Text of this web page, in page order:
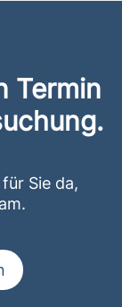
Termin
Sie da,